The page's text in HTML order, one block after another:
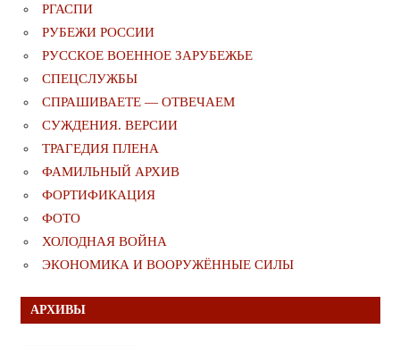
РГАСПИ
РУБЕЖИ РОССИИ
РУССКОЕ ВОЕННОЕ ЗАРУБЕЖЬЕ
СПЕЦСЛУЖБЫ
СПРАШИВАЕТЕ — ОТВЕЧАЕМ
СУЖДЕНИЯ. ВЕРСИИ
ТРАГЕДИЯ ПЛЕНА
ФАМИЛЬНЫЙ АРХИВ
ФОРТИФИКАЦИЯ
ФОТО
ХОЛОДНАЯ ВОЙНА
ЭКОНОМИКА И ВООРУЖЁННЫЕ СИЛЫ
АРХИВЫ